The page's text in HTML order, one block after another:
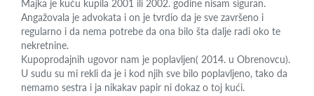
Majka je kuću kupila 2001 ili 2002. godine nisam siguran.
Angažovala je advokata i on je tvrdio da je sve završeno i
regularno i da nema potrebe da ona bilo šta dalje radi oko te
nekretnine.
Kupoprodajnih ugovor nam je poplavljen( 2014. u Obrenovcu).
U sudu su mi rekli da je i kod njih sve bilo poplavljeno, tako da
nemamo sestra i ja nikakav papir ni dokaz o toj kući.